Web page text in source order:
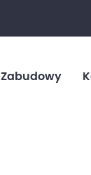
Zabudowy